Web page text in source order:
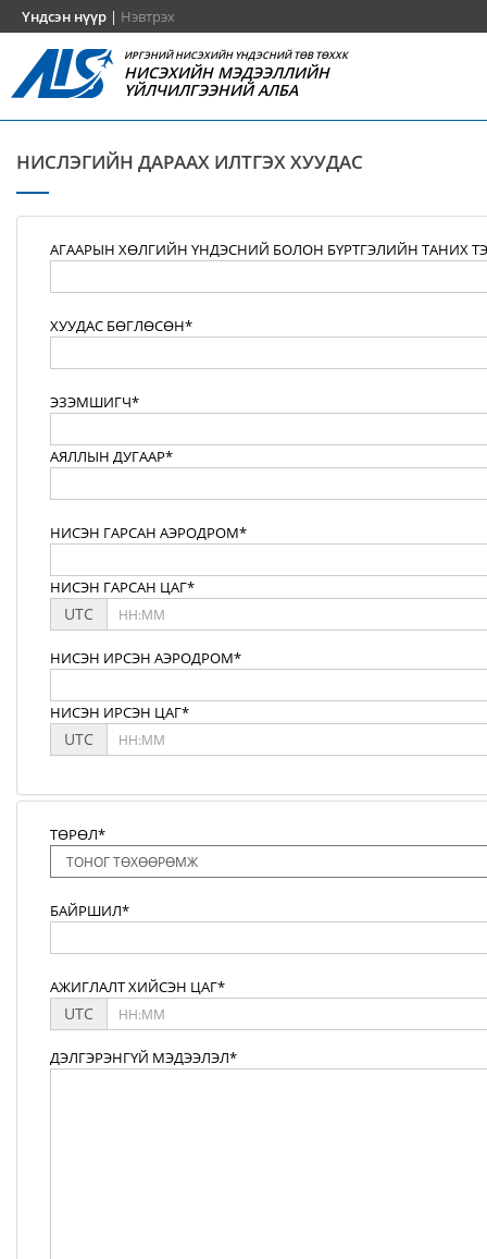
Үндсэн нүүр | Нэвтрэх
ИРГЭНИЙ НИСЭХИЙН ҮНДЭСНИЙ ТӨВ ТӨХХК
НИСЭХИЙН МЭДЭЭЛЛИЙН
ҮЙЛЧИЛГЭЭНИЙ АЛБА
НИСЛЭГИЙН ДАРААХ ИЛТГЭХ ХУУДАС
АГААРЫН ХӨЛГИЙН ҮНДЭСНИЙ БОЛОН БҮРТГЭЛИЙН ТАНИХ
ХУУДАС БӨГЛӨСӨН*
ЭЗЭМШИГЧ*
АЯЛЛЫН ДУГААР*
НИСЭН ГАРСАН АЭРОДРОМ*
НИСЭН ГАРСАН ЦАГ*
UTC
НИСЭН ИРСЭН АЭРОДРОМ*
НИСЭН ИРСЭН ЦАГ*
UTC
ТӨРӨЛ*
БАЙРШИЛ*
АЖИГЛАЛТ ХИЙСЭН ЦАГ*
UTC
ДЭЛГЭРЭНГҮЙ МЭДЭЭЛЭЛ*